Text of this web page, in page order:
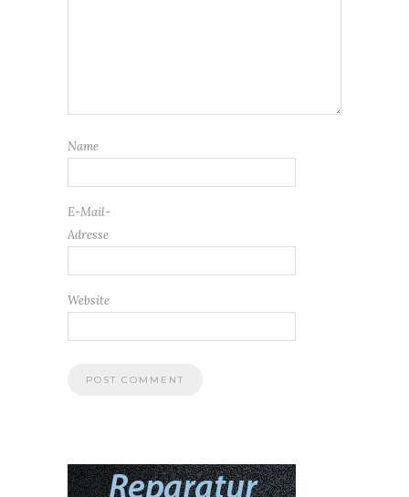
Name
E-Mail-
Adresse
Website